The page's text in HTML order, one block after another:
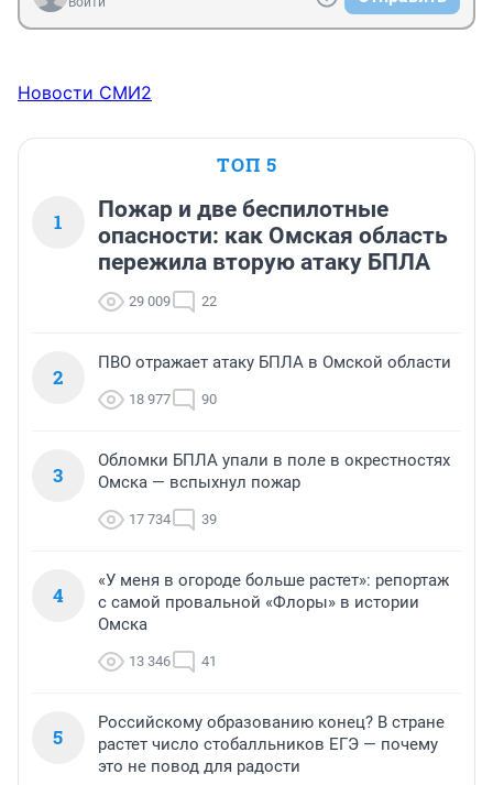
Новости СМИ2
ТОП 5
1
Пожар и две беспилотные
опасности: как Омская область
пережила вторую атаку БПЛА
29 009 22
2
ПВО отражает атаку БПЛА в Омской области
18 977 90
3
Обломки БПЛА упали в поле в окрестностях
Омска — вспыхнул пожар
17 734 39
4
«У меня в огороде больше растет»: репортаж
с самой провальной «Флоры» в истории
Омска
13 346 41
5
Российскому образованию конец? В стране
растет число стобалльников ЕГЭ — почему
это не повод для радости